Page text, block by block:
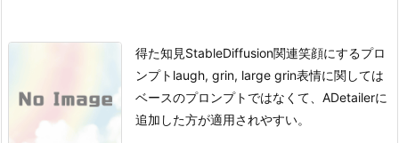
得た知見StableDiffusion関連笑顔にするプロ
ンプト laugh, grin, large grin表情に関しては
ベースのプロンプトではなくて、ADetailerに
追加した方が適用されやすい。